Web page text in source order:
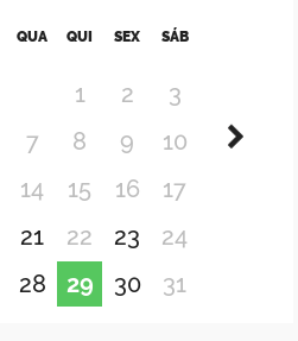
QUA QUI SEX SÁB
1 2
3
7 8 9
10
14 15 16
17
21 22 23
24
28 29 30 31